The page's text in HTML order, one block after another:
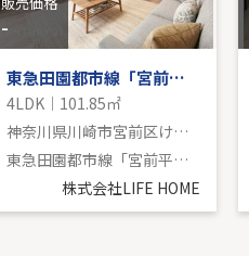
-
東急田園都市線「宮前平」新築分譲
4LDK｜101.85㎡
神奈川県川崎市宮前区けやき平
東急田園都市線「宮前平」駅 徒歩14分
株式会社LIFE HOME